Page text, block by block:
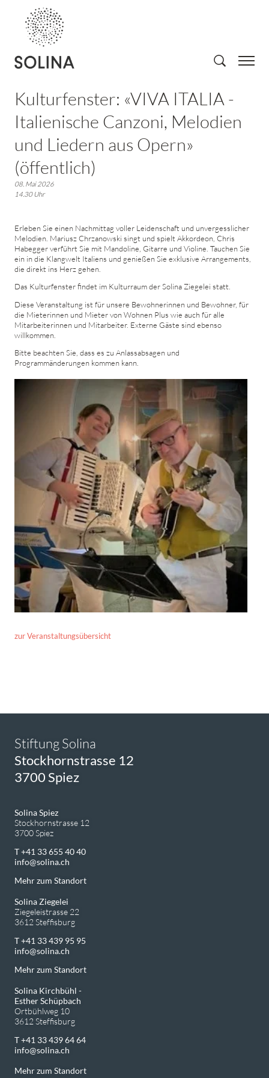
Kulturfenster: «VIVA ITALIA -
Italienische Canzoni, Melodien
und Liedern aus Opern»
(öffentlich)
08. Mai 2026
14.30 Uhr
Erleben Sie einen Nachmittag voller Leidenschaft und unvergesslicher
Melodien. Mariusz Chrzanowski singt und spielt Akkordeon, Chris
Habegger verführt Sie mit Mandoline, Gitarre und Violine. Tauchen Sie
ein in die Klangwelt Italiens und genießen Sie exklusive Arrangements,
die direkt ins Herz gehen.
Das Kulturfenster findet im Kulturraum der Solina Ziegelei statt.
Diese Veranstaltung ist für unsere Bewohnerinnen und Bewohner, für
die Mieterinnen und Mieter von Wohnen Plus wie auch für alle
Mitarbeiterinnen und Mitarbeiter. Externe Gäste sind ebenso
willkommen.
Bitte beachten Sie, dass es zu Anlassabsagen und
Programmänderungen kommen kann.
zur Veranstaltungsübersicht
Stiftung Solina
Stockhornstrasse 12
3700 Spiez
Solina Spiez
Stockhornstrasse 12
3700 Spiez
T +41 33 655 40 40
info
solina.ch
Mehr zum Standort
Solina Ziegelei
Ziegeleistrasse 22
3612 Steffisburg
T +41 33 439 95 95
info
solina.ch
Mehr zum Standort
Solina Kirchbühl -
Esther Schüpbach
Ortbühlweg 10
3612 Steffisburg
T +41 33 439 64 64
info
solina.ch
Mehr zum Standort